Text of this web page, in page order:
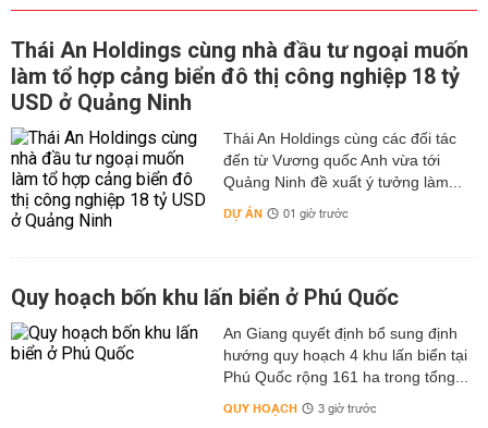
Thái An Holdings cùng nhà đầu tư ngoại muốn
làm tổ hợp cảng biển đô thị công nghiệp 18 tỷ
USD ở Quảng Ninh
Thái An Holdings cùng các đối tác
đến từ Vương quốc Anh vừa tới
Quảng Ninh đề xuất ý tưởng làm...
DỰ ÁN 01 giờ trước
Quy hoạch bốn khu lấn biển ở Phú Quốc
An Giang quyết định bổ sung định
hướng quy hoạch 4 khu lấn biển tại
Phú Quốc rộng 161 ha trong tổng...
QUY HOẠCH 3 giờ trước